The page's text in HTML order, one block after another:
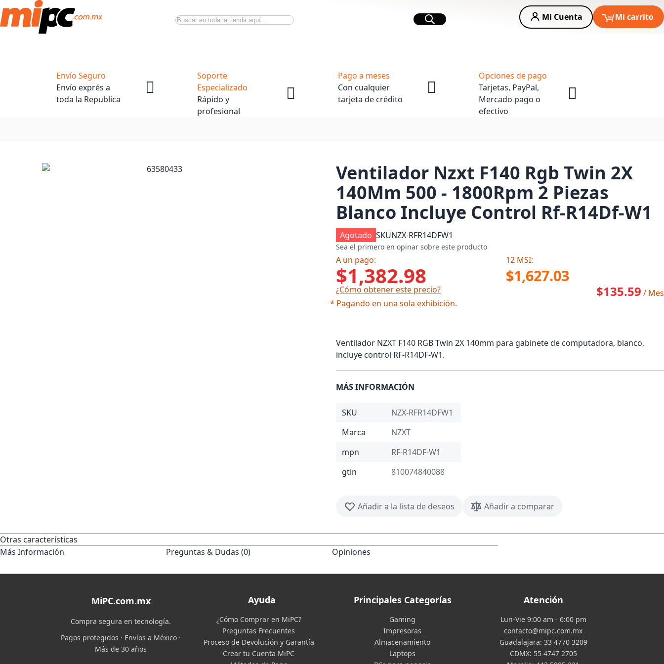
Buscar Buscar
Mi Cuenta Mi carrito
Envío Seguro
Envío exprés a
toda la Republica
Soporte
Especializado
Rápido y
profesional
Pago a meses
Con cualquier
tarjeta de crédito
Opciones de pago
Tarjetas, PayPal,
Mercado pago o
efectivo
Ventilador Nzxt F140 Rgb Twin 2X
140Mm 500 - 1800Rpm 2 Piezas
Blanco Incluye Control Rf-R14Df-W1
Agotado SKUNZX-RFR14DFW1
Sea el primero en opinar sobre este producto
A un pago: 12 MSI:
$1,382.98 $1,627.03
¿Cómo obtener este precio?
* Pagando en una sola exhibición.
$135.59 / Mes
Ventilador NZXT F140 RGB Twin 2X 140mm para gabinete de computadora, blanco,
incluye control RF-R14DF-W1.
MÁS INFORMACIÓN
SKU
NZX-RFR14DFW1
Marca
NZXT
mpn
RF-R14DF-W1
gtin
810074840088
Añadir a la lista de deseos Añadir a comparar
Otras características
Más Información
Preguntas & Dudas (0) Opiniones
MiPC.com.mx
Compra segura en tecnología.
Pagos protegidos · Envíos a México ·
Más de 30 años
Ayuda
¿Cómo Comprar en MiPC?
Preguntas Frecuentes
Proceso de Devolución y Garantía
Crear tu Cuenta MiPC
Principales Categorías
Gaming
Impresoras
Almacenamiento
Laptops
Atención
Lun-Vie 9:00 am - 6:00 pm
contacto@mipc.com.mx
Guadalajara: 33 4770 3209
CDMX: 55 4747 2705